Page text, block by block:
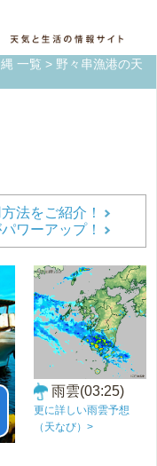
一覧 > 野々串漁港の天
法をご紹介！
ワーアップ！
雨雲(03:25)
更に詳しい雨雲予想
（天なび）>